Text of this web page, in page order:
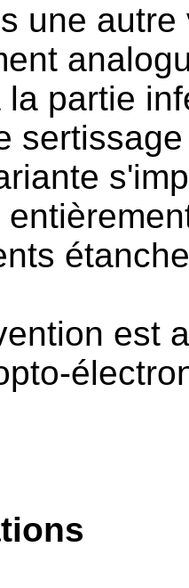
une
la partie
est